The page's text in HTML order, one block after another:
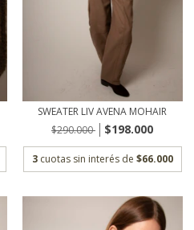
SWEATER LIV AVENA MOHAIR
$290.000
$198.000
3 cuotas sin interés de $66.000